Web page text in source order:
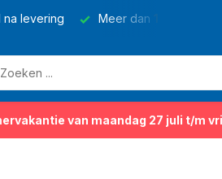
levering Meer dan
van maandag 27 juli t/m